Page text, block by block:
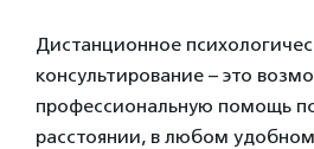
Дистанционное
консультирование – это
профессиональную помощь
расстоянии, в любом